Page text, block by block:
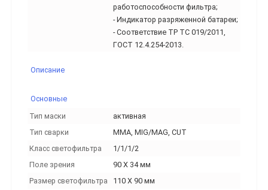
работоспособности фильтра;
- Индикатор разряженной батареи;
- Соответствие ТР ТС 019/2011,
ГОСТ 12.4.254-2013.
Описание
Основные
Тип маски
активная
Тип сварки
MMA, MIG/MAG, CUT
Класс светофильтра
1/1/1/2
Поле зрения
90 X 34 мм
Размер светофильтра
110 X 90 мм